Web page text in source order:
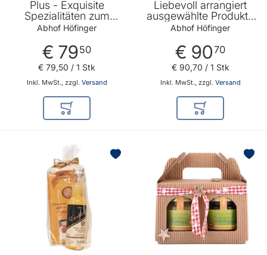
Plus - Exquisite
Spezialitäten zum
Genießen und ein
jede Gelegenheit von
Abhof Höfinger
Abhof Höfinger
€ 7950
Inkl. MwSt., zzgl. Versand
€ 79,50 / 1 Stk
In den Warenkorb
Liebevoll arrangiert
ausgewählte Produkte
zum Genießen und
Höfinger
Abhof Höfinger
€ 9070
Inkl. MwSt., zzgl. Versand
€ 90,70 / 1 Stk
In den